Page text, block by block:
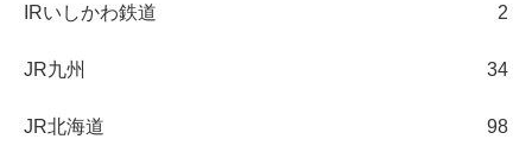
IRいしかわ鉄道 2
JR九州 34
JR北海道 98